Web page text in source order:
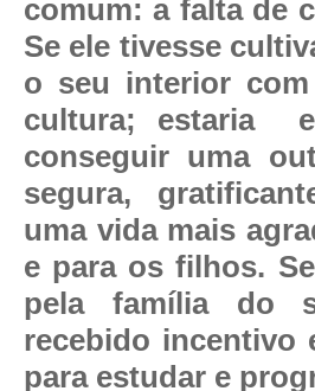
comum: a falta de
Se ele tivesse
o seu interior
cultura; estaria
conseguir uma
segura,
uma vida mais
e para os filhos.
pela família do
recebido incentivo
para estudar e